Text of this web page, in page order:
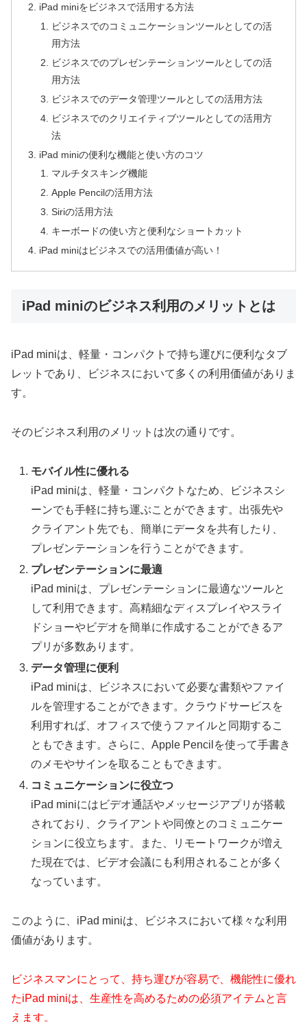
iPad miniをビジネスで活用する方法
ビジネスでのコミュニケーションツールとしての活
用方法
ビジネスでのプレゼンテーションツールとしての活
用方法
ビジネスでのデータ管理ツールとしての活用方法
ビジネスでのクリエイティブツールとしての活用方
法
iPad miniの便利な機能と使い方のコツ
マルチタスキング機能
Apple Pencilの活用方法
Siriの活用方法
キーボードの使い方と便利なショートカット
iPad miniはビジネスでの活用価値が高い！
iPad miniのビジネス利用のメリットとは
iPad miniは、軽量・コンパクトで持ち運びに便利なタブ
レットであり、ビジネスにおいて多くの利用価値がありま
す。
そのビジネス利用のメリットは次の通りです。
モバイル性に優れる
iPad miniは、軽量・コンパクトなため、ビジネスシ
ーンでも手軽に持ち運ぶことができます。出張先や
クライアント先でも、簡単にデータを共有したり、
プレゼンテーションを行うことができます。
プレゼンテーションに最適
iPad miniは、プレゼンテーションに最適なツールと
して利用できます。高精細なディスプレイやスライ
ドショーやビデオを簡単に作成することができるア
プリが多数あります。
データ管理に便利
iPad miniは、ビジネスにおいて必要な書類やファイ
ルを管理することができます。クラウドサービスを
利用すれば、オフィスで使うファイルと同期するこ
ともできます。さらに、Apple Pencilを使って手書き
のメモやサインを取ることもできます。
コミュニケーションに役立つ
iPad miniにはビデオ通話やメッセージアプリが搭載
されており、クライアントや同僚とのコミュニケー
ションに役立ちます。また、リモートワークが増え
た現在では、ビデオ会議にも利用されることが多く
なっています。
このように、iPad miniは、ビジネスにおいて様々な利用
価値があります。
ビジネスマンにとって、持ち運びが容易で、機能性に優れ
たiPad miniは、生産性を高めるための必須アイテムと言
えます。